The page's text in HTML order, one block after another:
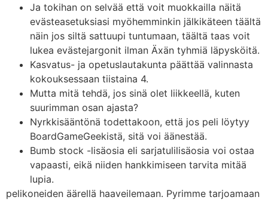
Ja tokihan on selvää että voit muokkailla näitä
evästeasetuksiasi myöhemminkin jälkikäteen täältä
näin jos siltä sattuupi tuntumaan, täältä taas voit
lukea evästejargonit ilman Äxän tyhmiä läpysköitä.
Kas­va­tus- ja ope­tus­lau­ta­kun­ta päät­tää va­lin­nas­ta
ko­kouk­ses­saan tiis­tai­na 4.
Mutta mitä tehdä, jos sinä olet liikkeellä, kuten
suurimman osan ajasta?
Nyrkkisääntönä todettakoon, että jos peli löytyy
BoardGameGeekistä, sitä voi äänestää.
Bumb stock -lisäosia eli sarjatulilisäosia voi ostaa
vapaasti, eikä niiden hankkimiseen tarvita mitää
lupia.
pelikoneiden äärellä haaveilemaan. Pyrimme tarjoamaan